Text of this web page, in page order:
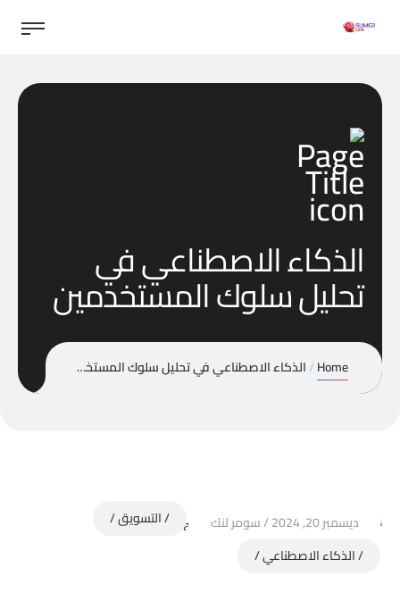
الذكاء الاصطناعي في
تحليل سلوك المستخدمين
Home الذكاء الاصطناعي في تحليل سلوك المستخدمين
ديسمبر 20, 2024 سومر لنك
التسويق
الذكاء الاصطناعي